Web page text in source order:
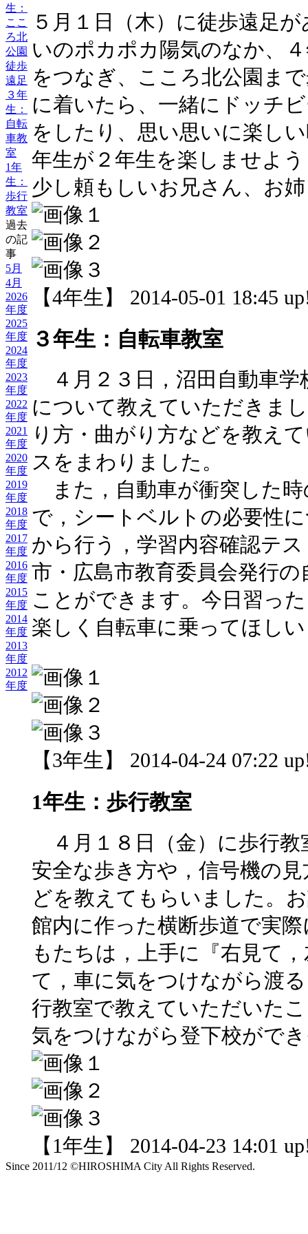
生：
ここ
ろ北
公園
徒歩
遠足
３年
生：
自転
車教
室
1年
生：
歩行
教室
過去
の記
事
5月
4月
2026
年度
2025
年度
2024
年度
2023
年度
2022
年度
2021
年度
2020
年度
2019
年度
2018
年度
2017
年度
2016
年度
2015
年度
2014
年度
2013
年度
2012
年度
５月１日（木）に徒歩遠足
いのポカポカ陽気のなか、
をつなぎ、こころ北公園ま
に着いたら、一緒にドッチ
をしたり、思い思いに楽し
年生が２年生を楽しませよ
少し頼もしいお兄さん、お
【4年生】 2014-05-01 18:45
３年生：自転車教室
４月２３日，沼田自動車学
について教えていただきま
り方・曲がり方などを教え
スをまわりました。
また，自動車が衝突した
で，シートベルトの必要性
から行う，学習内容確認テ
市・広島市教育委員会発行
ことができます。今日習っ
楽しく自転車に乗ってほし
【3年生】 2014-04-24 07:22
1年生：歩行教室
４月１８日（金）に歩行教
安全な歩き方や，信号機の
どを教えてもらいました。
館内に作った横断歩道で実
もたちは，上手に『右見て
て，車に気をつけながら渡
行教室で教えていただいた
気をつけながら登下校がで
【1年生】 2014-04-23 14:01
Since 2011/12 ©HIROSHIMA City All Rights Reserved.